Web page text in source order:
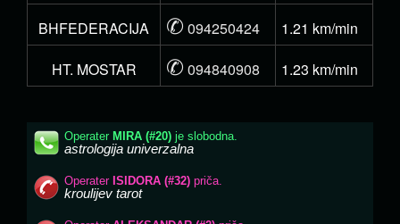
BHFEDERACIJA
✆ 094250424
1.21 km/min
HT. MOSTAR
✆ 094840908 1.23 km/min